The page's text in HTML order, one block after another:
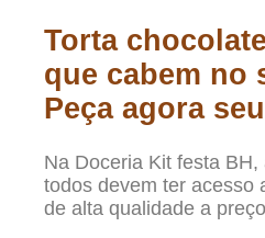
Torta
que cabem no
Peça agora
Na Doceria Kit festa
todos devem ter acesso
de alta qualidade a